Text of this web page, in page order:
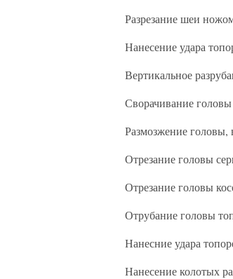
Разрезание шеи
Нанесение удара
Вертикальное
Сворачивание головы
Размозжение головы,
Отрезание головы
Отрезание головы
Отрубание головы
Нанесние удара
Нанесение колотых